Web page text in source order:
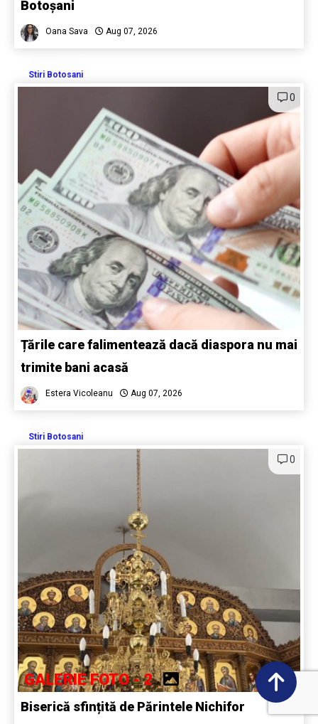
Botoșani
Oana Sava Aug 07, 2026
Stiri Botosani
0
Țările care falimentează dacă diaspora nu mai
trimite bani acasă
Estera Vicoleanu Aug 07, 2026
Stiri Botosani
0
GALERIE FOTO - 2
Biserică sfințită de Părintele Nichifor